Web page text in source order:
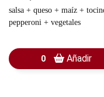
salsa + queso + maíz + tocineta +
pepperoni + vegetales
0 Añadir